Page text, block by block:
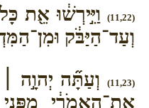
(11,22)
וַיִּ֣ירְשׁ֔וּ אֵ֖ת
וְעַד־הַיַּבֹּ֔ק
(11,23)
וְעַתָּ֞ה יְהוָ֣ה
אֶת־הָ֣אֱמֹרִ֔י